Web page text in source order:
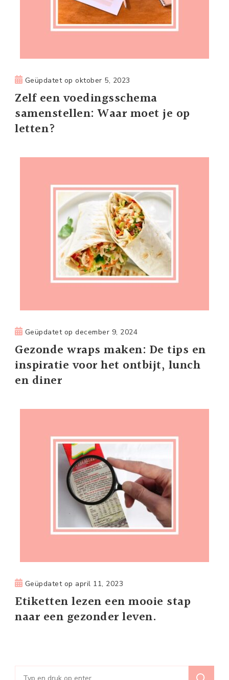
Geüpdatet opoktober 5, 2023
Zelf een voedingsschema
samenstellen: Waar moet je op
letten?
Geüpdatet opdecember 9, 2024
Gezonde wraps maken: De tips en
inspiratie voor het ontbijt, lunch
en diner
Geüpdatet op april 11, 2023
Etiketten lezen een mooie stap
naar een gezonder leven.
Zoeken